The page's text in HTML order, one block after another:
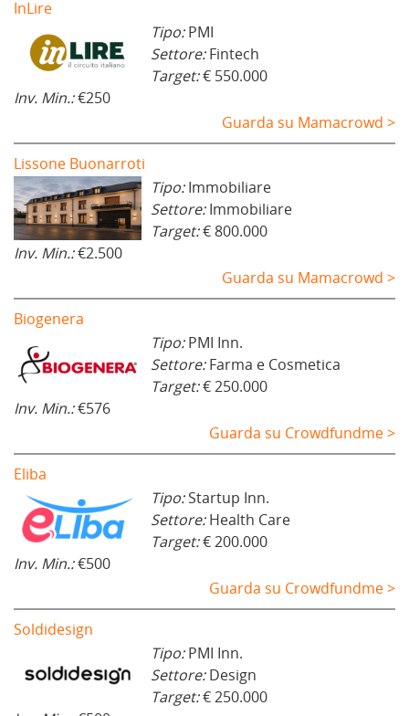
InLire
Tipo:PMI
Settore:Fintech
Target:€ 550.000
Inv. Min.:€250
Guarda su Mamacrowd >
Lissone Buonarroti
Tipo:Immobiliare
Settore:Immobiliare
Target:€ 800.000
Inv. Min.:€2.500
Guarda su Mamacrowd >
Biogenera
Tipo:PMI Inn.
Settore:Farma e Cosmetica
Target:€ 250.000
Inv. Min.:€576
Guarda su Crowdfundme >
Eliba
Tipo:Startup Inn.
Settore:Health Care
Target:€ 200.000
Inv. Min.:€500
Guarda su Crowdfundme >
Soldidesign
Tipo:PMI Inn.
Settore:Design
Target:€ 250.000